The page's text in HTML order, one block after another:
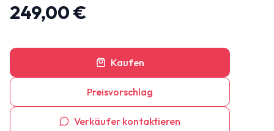
249,00 €
Kaufen
Preisvorschlag
Verkäufer kontaktieren